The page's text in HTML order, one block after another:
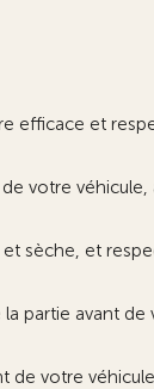
efficace et
votre
sèche, et
partie avant
de votre